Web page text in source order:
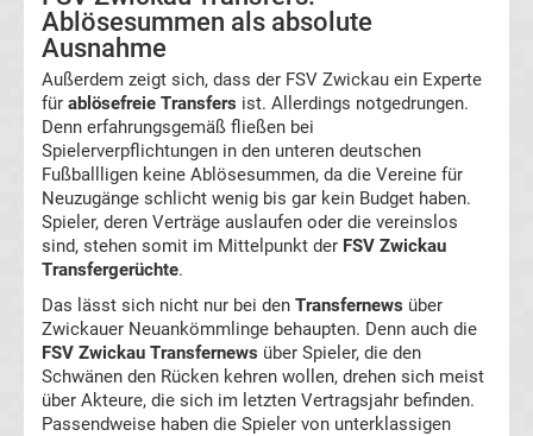
Leverkusen
Bayern
München
Transfergerüchte
Borussia
Dortmund
Transfergerüchte
Ablösesummen als absolute
Ausnahme
Außerdem zeigt sich, dass der FSV Zwickau ein Experte
für ablösefreie Transfers ist. Allerdings notgedrungen.
Denn erfahrungsgemäß fließen bei
Spielerverpflichtungen in den unteren deutschen
Fußballligen keine Ablösesummen, da die Vereine für
Neuzugänge schlicht wenig bis gar kein Budget haben.
Spieler, deren Verträge auslaufen oder die vereinslos
sind, stehen somit im Mittelpunkt der FSV Zwickau
Transfergerüchte.
Das lässt sich nicht nur bei den Transfernews über
Zwickauer Neuankömmlinge behaupten. Denn auch die
FSV Zwickau Transfernews über Spieler, die den
Schwänen den Rücken kehren wollen, drehen sich meist
über Akteure, die sich im letzten Vertragsjahr befinden.
Passendweise haben die Spieler von unterklassigen